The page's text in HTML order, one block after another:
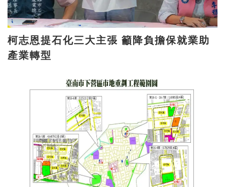
柯志恩提石化三大主張 籲降負擔保就業助
產業轉型